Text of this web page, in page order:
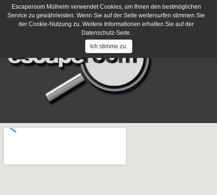
Haben Sie Fragen? Schreiben Sie uns
Escaperoom Mülheim verwendet Cookies, um Ihnen den bestmöglichen
Service zu gewährleisten. Wenn Sie auf der Seite weitersurfen stimmen Sie
der Cookie-Nutzung zu. Weitere Informationen erhalten Sie auf der
Datenschutz-Seite.
Ich stimme zu.